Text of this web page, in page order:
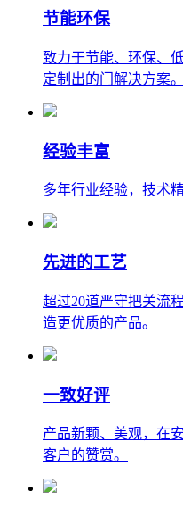
节能环保
致力于节能、环保、
定制出的门解决方案。
经验丰富
多年行业经验，技术
先进的工艺
超过20道严守把关流
造更优质的产品。
一致好评
产品新颗、美观，在
客户的赞赏。